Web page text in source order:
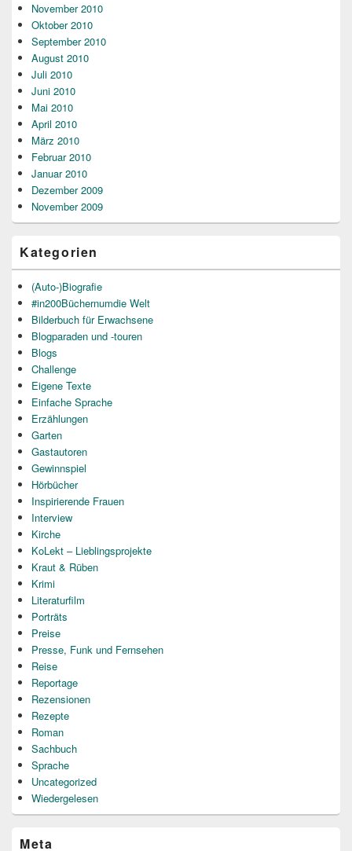
November 2010
Oktober 2010
September 2010
August 2010
Juli 2010
Juni 2010
Mai 2010
April 2010
März 2010
Februar 2010
Januar 2010
Dezember 2009
November 2009
Kategorien
(Auto-)Biografie
#in200Büchernumdie Welt
Bilderbuch für Erwachsene
Blogparaden und -touren
Blogs
Challenge
Eigene Texte
Einfache Sprache
Erzählungen
Garten
Gastautoren
Gewinnspiel
Hörbücher
Inspirierende Frauen
Interview
Kirche
KoLekt – Lieblingsprojekte
Kraut & Rüben
Krimi
Literaturfilm
Porträts
Preise
Presse, Funk und Fernsehen
Reise
Reportage
Rezensionen
Rezepte
Roman
Sachbuch
Sprache
Uncategorized
Wiedergelesen
Meta